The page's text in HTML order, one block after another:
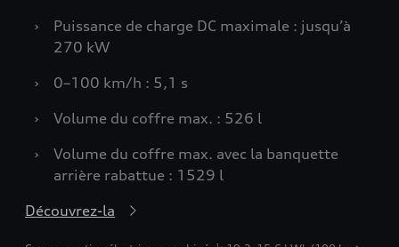
›
Puissance de charge DC maximale : jusqu’à
270 kW
›
0–100 km/h : 5,1 s
›
Volume du coffre max. : 526 l
›
Volume du coffre max. avec la banquette
arrière rabattue : 1529 l
Découvrez-la
1